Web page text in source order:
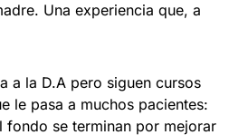
Una experiencia que, a
a la D.A pero siguen cursos
le pasa a muchos pacientes:
fondo se terminan por mejorar